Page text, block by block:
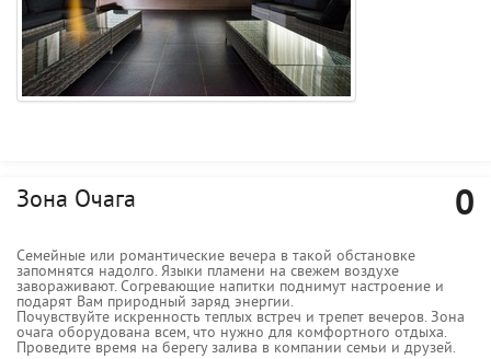
Зона Очага 0
Семейные или романтические вечера в такой обстановке
запомнятся надолго. Языки пламени на свежем воздухе
завораживают. Согревающие напитки поднимут настроение и
подарят Вам природный заряд энергии.
Почувствуйте искренность теплых встреч и трепет вечеров. Зона
очага оборудована всем, что нужно для комфортного отдыха.
Проведите время на берегу залива в компании семьи и друзей.